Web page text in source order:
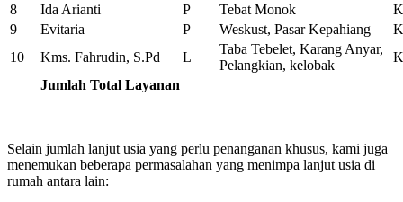
8
Ida Arianti P Tebat Monok
9
Evitaria P Weskust, Pasar Kepahiang
10
Kms. Fahrudin, S.Pd L
Taba Tebelet, Karang Anyar,
Pelangkian, kelobak
Jumlah Total Layanan
Selain jumlah lanjut usia yang perlu penanganan khusus, kami juga
menemukan beberapa permasalahan yang menimpa lanjut usia di
rumah antara lain: